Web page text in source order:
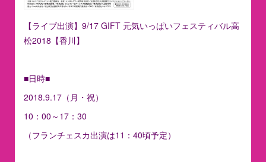
【ライブ出演】9/17 GIFT 元気いっぱいフェスティバル高
松2018【香川】
■日時■
2018.9.17（月・祝）
10：00～17：30
（フランチェスカ出演は11：40頃予定）